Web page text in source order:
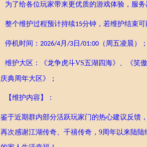
为了给各位玩家带来更优质的游戏体验，服务
整个维护过程预计持续15分钟，若维护结束可
停机时间： 2026/4月 /3 日 /01:00 （周五凌晨 ）；
维护大区： 《龙争虎斗VS五湖四海》、《笑
庆典周年大 区》；
【维护内容】：
鉴于近期群内部分活跃玩家门的热心建议反馈
再次感谢江湖传奇、千禧传奇， 9周年以来陆陆